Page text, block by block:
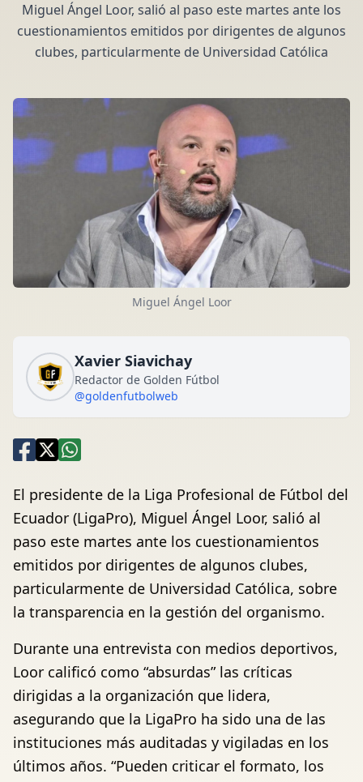
Miguel Ángel Loor, salió al paso este martes ante los
cuestionamientos emitidos por dirigentes de algunos
clubes, particularmente de Universidad Católica
Miguel Ángel Loor
Xavier Siavichay
Redactor de Golden Fútbol
@goldenfutbolweb
El presidente de la Liga Profesional de Fútbol del
Ecuador (LigaPro), Miguel Ángel Loor, salió al
paso este martes ante los cuestionamientos
emitidos por dirigentes de algunos clubes,
particularmente de Universidad Católica, sobre
la transparencia en la gestión del organismo.
Durante una entrevista con medios deportivos,
Loor calificó como “absurdas” las críticas
dirigidas a la organización que lidera,
asegurando que la LigaPro ha sido una de las
instituciones más auditadas y vigiladas en los
últimos años. “Pueden criticar el formato, los